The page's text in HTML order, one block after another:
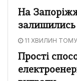
На
залишились
11 ХВИЛИН ТОМУ
Прості